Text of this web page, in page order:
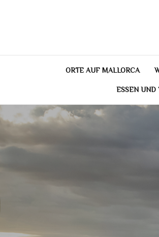
ORTE AUF MALLORCA
ESSEN UND